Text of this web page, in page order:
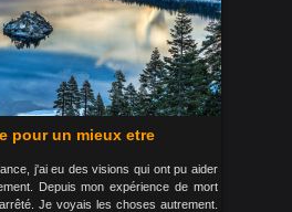
pour un mieux etre
j'ai eu des visions qui ont pu aider
Depuis mon expérience de mort
Je voyais les choses autrement.